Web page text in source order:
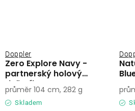
Zero Explore Navy -
partnerský holový
deštník
Doppler
Skladem
průměr 104 cm, 282 g